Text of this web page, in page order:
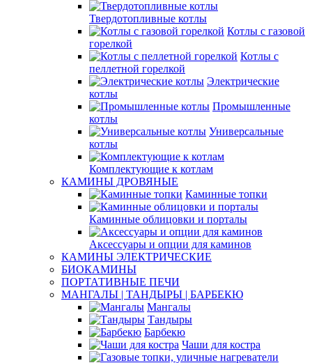
Твердотопливные котлы
Котлы с газовой
горелкой
Котлы с
пеллетной горелкой
Электрические
котлы
Промышленные
котлы
Универсальные
котлы
Комплектующие к котлам
КАМИНЫ ДРОВЯНЫЕ
Каминные топки
Каминные облицовки и порталы
Аксессуары и опции для каминов
КАМИНЫ ЭЛЕКТРИЧЕСКИЕ
БИОКАМИНЫ
ПОРТАТИВНЫЕ ПЕЧИ
МАНГАЛЫ | ТАНДЫРЫ | БАРБЕКЮ
Мангалы
Тандыры
Барбекю
Чаши для костра